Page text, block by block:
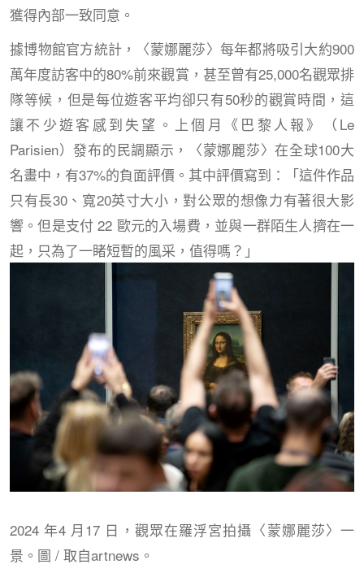
獲得內部一致同意。
據博物館官方統計，〈蒙娜麗莎〉每年都將吸引大約900
萬年度訪客中的80%前來觀賞，甚至曾有25,000名觀眾排
隊等候，但是每位遊客平均卻只有50秒的觀賞時間，這
讓不少遊客感到失望。上個月《巴黎人報》（Le
Parisien）發布的民調顯示，〈蒙娜麗莎〉在全球100大
名畫中，有37%的負面評價。其中評價寫到：「這件作品
只有長30、寬20英寸大小，對公眾的想像力有著很大影
響。但是支付 22 歐元的入場費，並與一群陌生人擠在一
起，只為了一睹短暫的風采，值得嗎？」
2024 年4 月17 日，觀眾在羅浮宮拍攝〈蒙娜麗莎〉一
景。圖 / 取自artnews。